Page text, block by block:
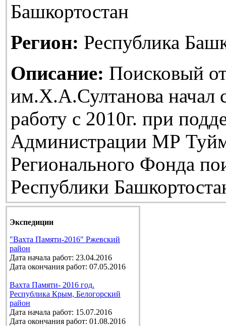
Башкортостан
Регион: Республика
Описание: Поисковый
им.Х.А.Султанова начал
работу с 2010г. при
Администрации МР
Регионального Фонда
Республики
Экспедиции
"Вахта Памяти-2016" Ржевский
район
Дата начала работ: 23.04.2016
Дата окончания работ: 07.05.2016
Вахта Памяти- 2016 год.
Республика Крым, Белогорский
район
Дата начала работ: 15.07.2016
Дата окончания работ: 01.08.2016